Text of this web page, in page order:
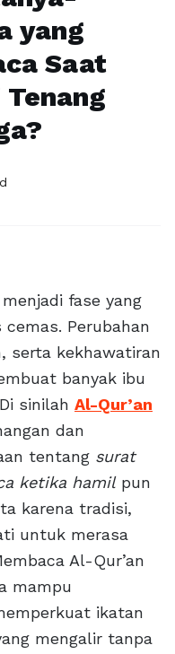
yang
Saat
fase yang
Perubahan
serta kekhawatiran
banyak ibu
sinilah Al-Qur’an
dan
tentang surat
ketika hamilpun
karena tradisi,
untuk merasa
Al-Qur’an
mampu
ikatan
mengalir tanpa